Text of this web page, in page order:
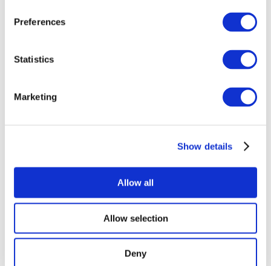
Preferences
Statistics
Marketing
Show details
Allow all
Allow selection
Deny
Творческий вечер
Наше спецпредложение
Применить